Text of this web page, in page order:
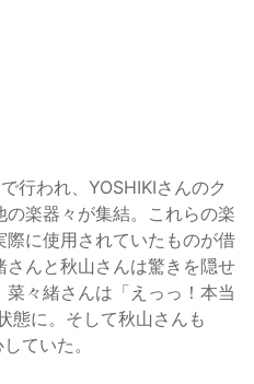
行われ、YOSHIKIさんのク
楽器々が集結。これらの楽
に使用されていたものが借
さんと秋山さんは驚きを隠せ
々緒さんは「えっっ！本当
態に。そして秋山さんも
ていた。